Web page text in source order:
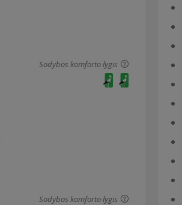
Sodybos komforto lygis
Sodybos komforto lygis